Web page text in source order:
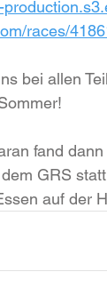
races/
bei allen
fand
GRS
auf der